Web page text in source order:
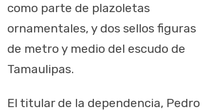
como parte de plazoletas
ornamentales, y dos sellos figuras
de metro y medio del escudo de
Tamaulipas.
El titular de la dependencia, Pedro